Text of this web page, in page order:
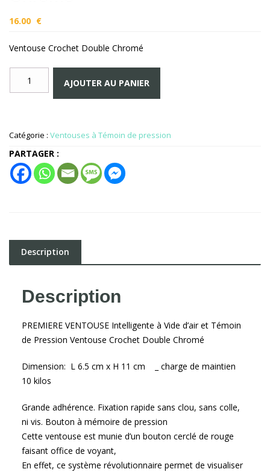
16.00 €
Ventouse Crochet Double Chromé
quantité
de
Double
AJOUTER AU PANIER
Catégorie : Ventouses à Témoin de pression
PARTAGER :
Description
Description
PREMIERE VENTOUSE Intelligente à Vide d’air et Témoin
de Pression Ventouse Crochet Double Chromé
Dimension: L 6.5 cm x H 11 cm _ charge de maintien
10 kilos
Grande adhérence. Fixation rapide sans clou, sans colle,
ni vis. Bouton à mémoire de pression
Cette ventouse est munie d’un bouton cerclé de rouge
faisant office de voyant,
En effet, ce système révolutionnaire permet de visualiser